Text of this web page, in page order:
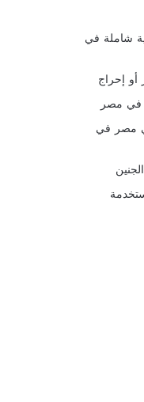
شاملة في
أو إحراج
في مصر
مصر في